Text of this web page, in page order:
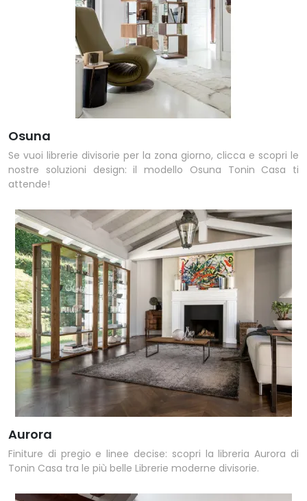
Osuna
Se vuoi librerie divisorie per la zona giorno, clicca e scopri le
nostre soluzioni design: il modello Osuna Tonin Casa ti
attende!
Aurora
Finiture di pregio e linee decise: scopri la libreria Aurora di
Tonin Casa tra le più belle Librerie moderne divisorie.